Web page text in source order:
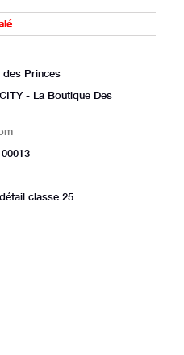
des Princes
- La Boutique Des
classe 25